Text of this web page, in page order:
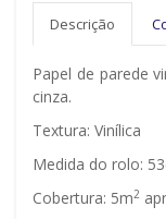
Descrição
Papel de parede
cinza.
Textura: Vinílica
Medida do rolo:
Cobertura: 5m2